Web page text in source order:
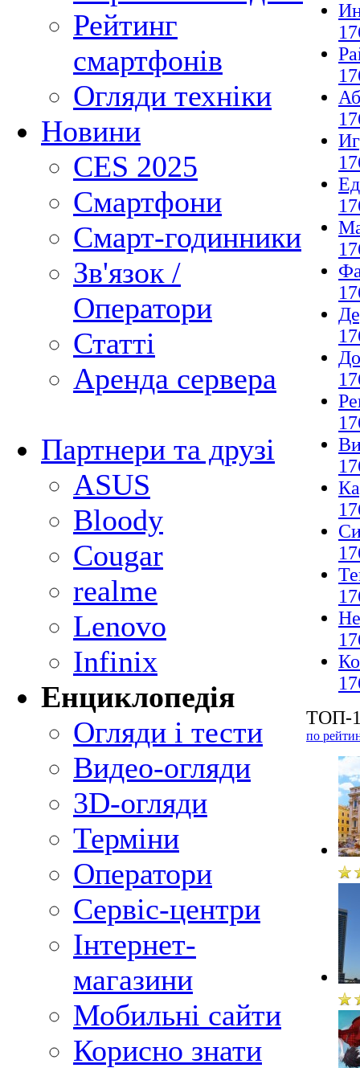
Рейтинг
смартфонів
Огляди техніки
Новини
CES 2025
Смартфони
Смарт-годинники
Зв'язок /
Оператори
Статті
Аренда сервера
Партнери та друзі
ASUS
Bloody
Cougar
realme
Lenovo
Infinix
Енциклопедія
Огляди і тести
Видео-огляди
3D-огляди
Терміни
Оператори
Сервіс-центри
Інтернет-
магазини
Мобильні сайти
Корисно знати
ТОП-
по